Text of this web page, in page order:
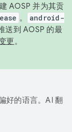
AOSP 并为其贡
。
android-
送到 AOSP 的最
更。
好的语言。AI 翻